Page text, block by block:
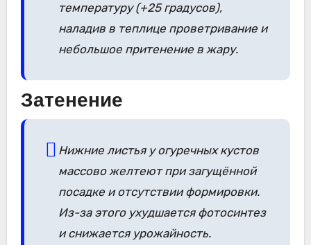
температуру (+25 градусов),
наладив в теплице проветривание и
небольшое притенение в жару.
Затенение
Нижние листья у огуречных кустов
массово желтеют при загущённой
посадке и отсутствии формировки.
Из-за этого ухудшается фотосинтез
и снижается урожайность.